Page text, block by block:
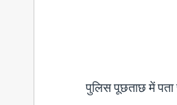
पुलिस पूछताछ में